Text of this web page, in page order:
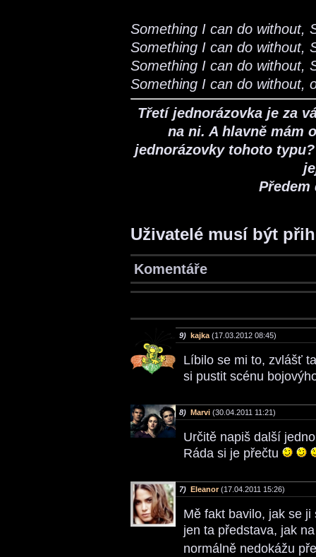
Something I can do without,
Something I can do without,
Something I can do without,
Something I can do without,
Třetí jednorázovka je za
na ni. A hlavně mám
jednorázovky tohoto
Předem
Uživatelé musí být
Komentáře
9) kajka (17.03.2012 08:45)
Líbilo se mi to, zvlášť
si pustit scénu
8) Marvi (30.04.2011 11:21)
Určitě napiš další
Ráda si je přečtu
7) Eleanor(17.04.2011 15:26)
Mě fakt bavilo, jak se
jen ta představa, jak
normálně nedokážu